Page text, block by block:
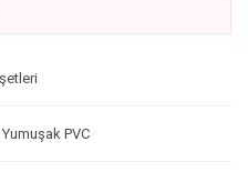
Yumuşak PVC